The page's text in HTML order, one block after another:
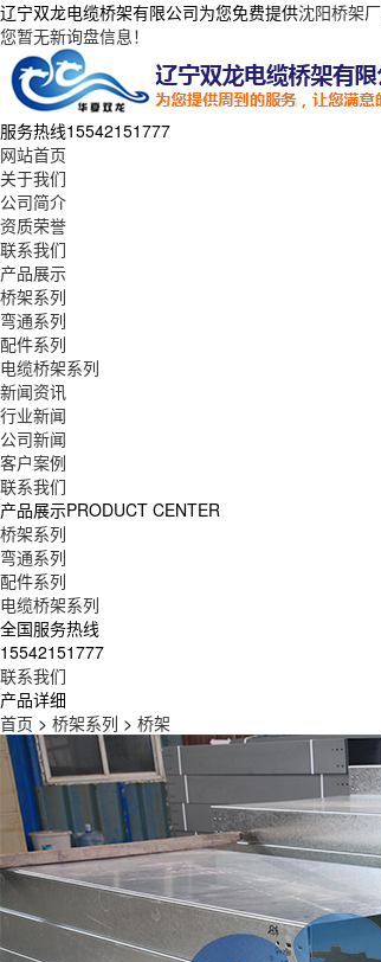
辽宁双龙电缆桥架有限公司为您免费提供沈阳桥架厂
您暂无新询盘信息！
服务热线15542151777
网站首页
关于我们
公司简介
资质荣誉
联系我们
产品展示
桥架系列
弯通系列
配件系列
电缆桥架系列
新闻资讯
行业新闻
公司新闻
客户案例
联系我们
产品展示PRODUCT CENTER
桥架系列
弯通系列
配件系列
电缆桥架系列
全国服务热线
15542151777
联系我们
产品详细
首页 > 桥架系列 > 桥架